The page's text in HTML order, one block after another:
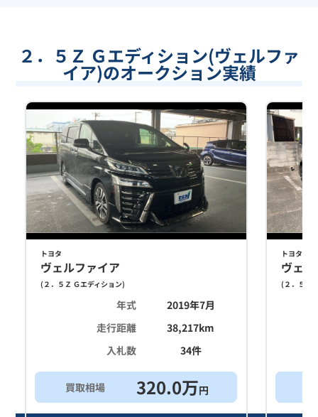
２．５Ｚ Ｇエディション(ヴェルファ
イア)のオークション実績
トヨタ
ヴェルファイア
( ２．５Ｚ Ｇエディション)
年式
2019年7月
走行距離
38,217km
入札数
34件
買取相場 320.0万円
トヨタ
ヴェ
( ２．５Ｚ